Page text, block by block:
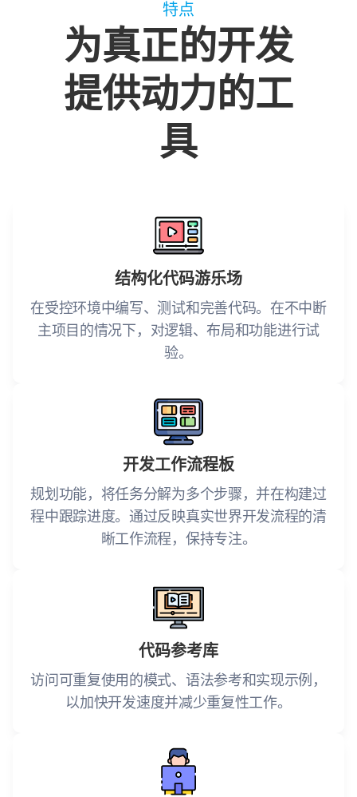
特点
为真正的开发
提供动力的工
具
结构化代码游乐场
在受控环境中编写、测试和完善代码。在不中断
主项目的情况下，对逻辑、布局和功能进行试
验。
开发工作流程板
规划功能，将任务分解为多个步骤，并在构建过
程中跟踪进度。通过反映真实世界开发流程的清
晰工作流程，保持专注。
代码参考库
访问可重复使用的模式、语法参考和实现示例，
以加快开发速度并减少重复性工作。